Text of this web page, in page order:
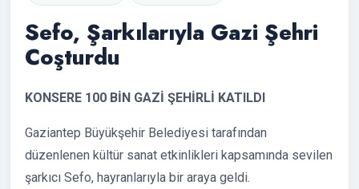
Sefo, Şarkılarıyla Gazi Şehri
Coşturdu
KONSERE 100 BİN GAZİ ŞEHİRLİ KATILDI
Gaziantep Büyükşehir Belediyesi tarafından
düzenlenen kültür sanat etkinlikleri kapsamında sevilen
şarkıcı Sefo, hayranlarıyla bir araya geldi.